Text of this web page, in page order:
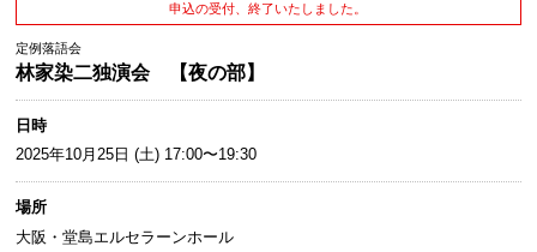
申込の受付、終了いたしました。
定例落語会
林家染二独演会 【夜の部】
日時
2025年10月25日 (土) 17:00〜19:30
場所
大阪・堂島エルセラーンホール